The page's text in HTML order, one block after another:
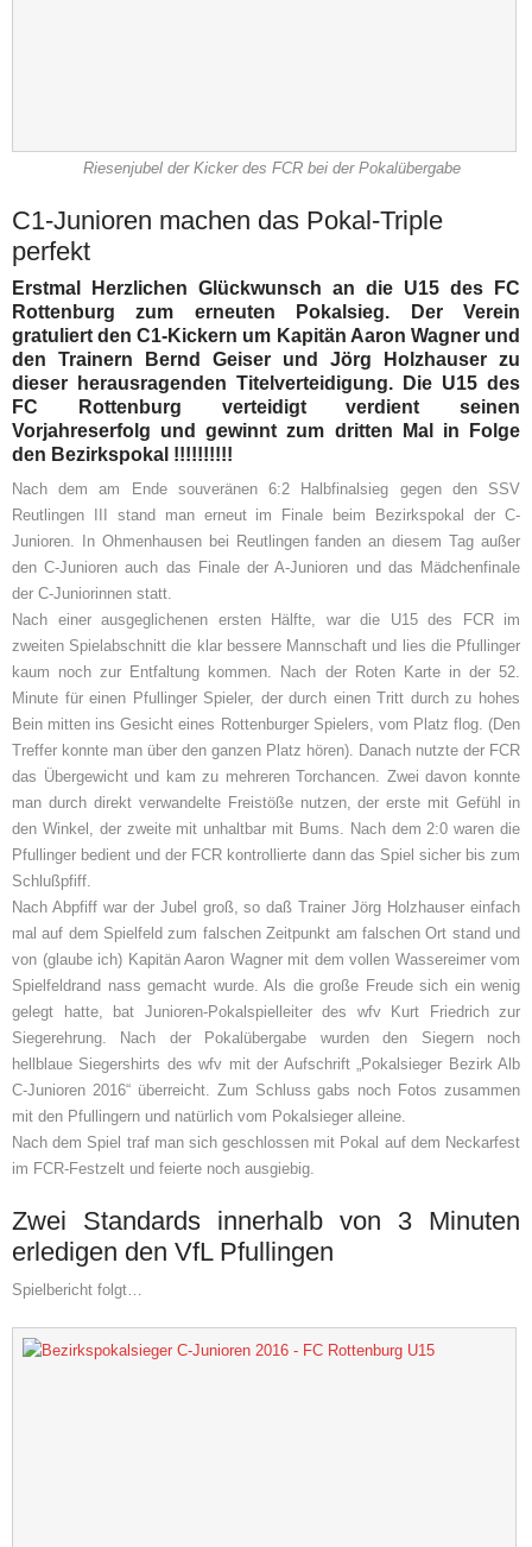
Riesenjubel der Kicker des FCR bei der Pokalübergabe
C1-Junioren machen das Pokal-Triple
perfekt
Erstmal Herzlichen Glückwunsch an die U15 des FC
Rottenburg zum erneuten Pokalsieg. Der Verein
gratuliert den C1-Kickern um Kapitän Aaron Wagner und
den Trainern Bernd Geiser und Jörg Holzhauser zu
dieser herausragenden Titelverteidigung. Die U15 des
FC Rottenburg verteidigt verdient seinen
Vorjahreserfolg und gewinnt zum dritten Mal in Folge
den Bezirkspokal !!!!!!!!!!
Nach dem am Ende souveränen 6:2 Halbfinalsieg gegen den SSV
Reutlingen III stand man erneut im Finale beim Bezirkspokal der C-
Junioren. In Ohmenhausen bei Reutlingen fanden an diesem Tag außer
den C-Junioren auch das Finale der A-Junioren und das Mädchenfinale
der C-Juniorinnen statt.
Nach einer ausgeglichenen ersten Hälfte, war die U15 des FCR im
zweiten Spielabschnitt die klar bessere Mannschaft und lies die Pfullinger
kaum noch zur Entfaltung kommen. Nach der Roten Karte in der 52.
Minute für einen Pfullinger Spieler, der durch einen Tritt durch zu hohes
Bein mitten ins Gesicht eines Rottenburger Spielers, vom Platz flog. (Den
Treffer konnte man über den ganzen Platz hören). Danach nutzte der FCR
das Übergewicht und kam zu mehreren Torchancen. Zwei davon konnte
man durch direkt verwandelte Freistöße nutzen, der erste mit Gefühl in
den Winkel, der zweite mit unhaltbar mit Bums. Nach dem 2:0 waren die
Pfullinger bedient und der FCR kontrollierte dann das Spiel sicher bis zum
Schlußpfiff.
Nach Abpfiff war der Jubel groß, so daß Trainer Jörg Holzhauser einfach
mal auf dem Spielfeld zum falschen Zeitpunkt am falschen Ort stand und
von (glaube ich) Kapitän Aaron Wagner mit dem vollen Wassereimer vom
Spielfeldrand nass gemacht wurde. Als die große Freude sich ein wenig
gelegt hatte, bat Junioren-Pokalspielleiter des wfv Kurt Friedrich zur
Siegerehrung. Nach der Pokalübergabe wurden den Siegern noch
hellblaue Siegershirts des wfv mit der Aufschrift „Pokalsieger Bezirk Alb
C-Junioren 2016“ überreicht. Zum Schluss gabs noch Fotos zusammen
mit den Pfullingern und natürlich vom Pokalsieger alleine.
Nach dem Spiel traf man sich geschlossen mit Pokal auf dem Neckarfest
im FCR-Festzelt und feierte noch ausgiebig.
Zwei Standards innerhalb von 3 Minuten
erledigen den VfL Pfullingen
Spielbericht folgt…